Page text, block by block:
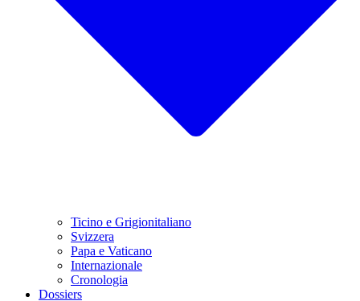
Ticino e Grigionitaliano
Svizzera
Papa e Vaticano
Internazionale
Cronologia
Dossiers